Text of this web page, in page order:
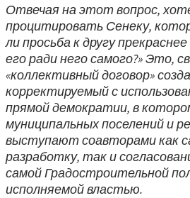
Отвечая на этот вопрос,
процитировать Сенеку,
ли просьба к другу
его ради него самого?» Это,
«коллективный договор»
корректируемый с
прямой демократии, в
муниципальных поселений и
выступают соавторами как
разработку, так и
самой Градостроительной
исполняемой властью.